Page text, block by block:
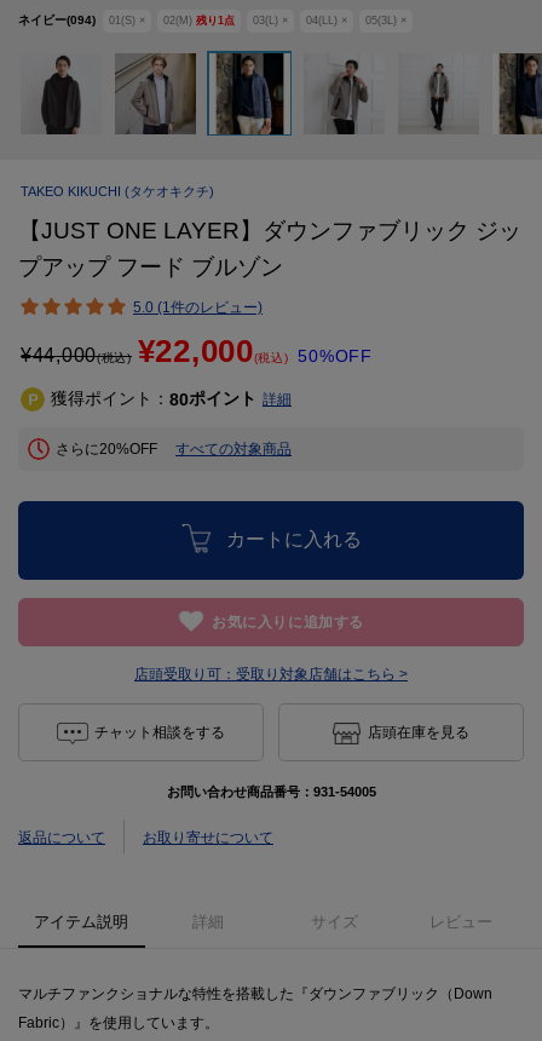
ネイビー(094) 01(S) × 02(M) 残り 1 点 03(L) × 04(LL) × 05(3L) ×
TAKEO KIKUCHI (タケオキクチ)
【JUST ONE LAYER】ダウンファブリック ジッ
プアップ フード ブルゾン
5.0 (1件のレビュー)
¥44,000(税込) ¥22,000(税込) 50%OFF
獲得ポイント： 80ポイント 詳細
さらに20%OFF すべての対象商品
カートに入れる
お気に入りに追加する
店頭受取り可： 受取り対象店舗はこちら >
チャット相談をする 店頭在庫を見る
お問い合わせ商品番号： 931-54005
返品について お取り寄せについて
アイテム説明 詳細 サイズ レビュー
マルチファンクショナルな特性を搭載した『ダウンファブリック（Down
Fabric）』を使用しています。